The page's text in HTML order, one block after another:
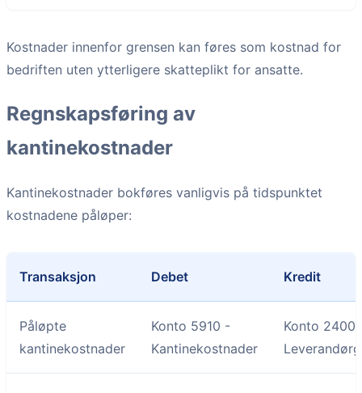
Kostnader innenfor grensen kan føres som kostnad for
bedriften uten ytterligere skatteplikt for ansatte.
Regnskapsføring av
kantinekostnader
Kantinekostnader bokføres vanligvis på tidspunktet
kostnadene påløper:
Transaksjon Debet Kredit
Påløpte
kantinekostnader
Konto 5910 -
Kantinekostnader
Konto 2400